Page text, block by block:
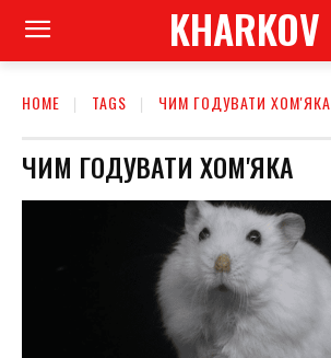
KHARKOV
HOME TAGS ЧИМ ГОДУВАТИ ХОМ'ЯКА
ЧИМ ГОДУВАТИ ХОМ'ЯКА